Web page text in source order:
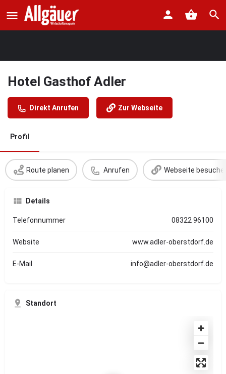
Hotel Gasthof Adler
Direkt Anrufen Zur Webseite
Profil
Route planen Anrufen Webseite
Details
Telefonnummer 08322 96100
Website www.adler-oberstdorf.de
E-Mail info@adler-oberstdorf.de
Standort